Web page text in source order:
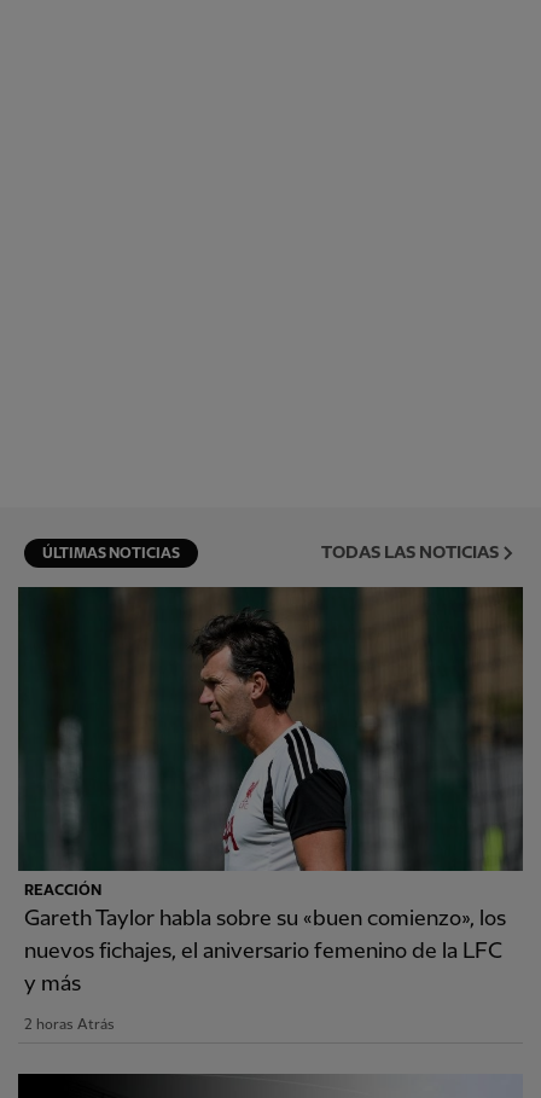
ÚLTIMAS NOTICIAS TODAS LAS NOTICIAS
REACCIÓN
Gareth Taylor habla sobre su «buen comienzo», los
nuevos fichajes, el aniversario femenino de la LFC
y más
2 horas Atrás